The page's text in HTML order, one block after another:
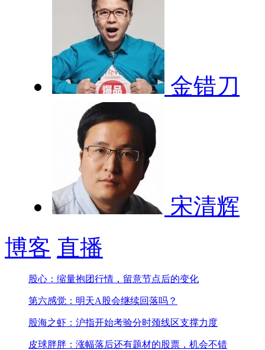
金错刀
宋清辉
博客 直播
股心：缩量抱团行情，留意节点后的变化
第六感觉：明天A股会继续回落吗？
股海之虾：沪指开始考验分时颈线区支撑力度
皮球胖胖：涨幅落后还有题材的股票，机会不错